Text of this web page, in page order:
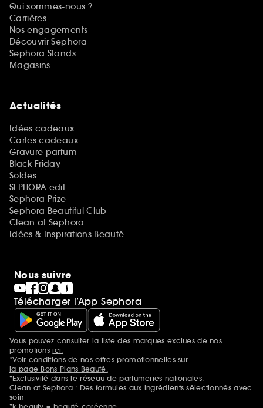
Qui sommes-nous ?
Carrières
Nos engagements
Découvrir Sephora
Sephora Stands
Magasins
Actualités
Idées cadeaux
Cartes cadeaux
Gravure parfum
Black Friday
Soldes
SEPHORA edit
Sephora Prize
Sephora Beautiful Club
Clean at Sephora
Idées & Inspirations Beauté
Nous suivre
Télécharger l’App Sephora
Mentions additionnelles
Vous pouvez consulter la liste des marques exclues de nos
promotionsici.
*Voir conditions de nos offres promotionnelles sur
la page Bons Plans Beauté.
*Exclusivité dans le réseau de parfumeries nationales.
Clean at Sephora : Des formules aux ingrédients sélectionnés avec
soin